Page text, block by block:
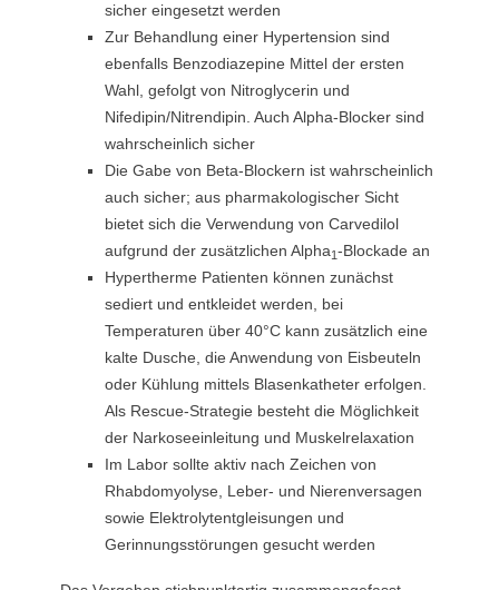
sicher eingesetzt werden
Zur Behandlung einer Hypertension sind
ebenfalls Benzodiazepine Mittel der ersten
Wahl, gefolgt von Nitroglycerin und
Nifedipin/Nitrendipin. Auch Alpha-Blocker sind
wahrscheinlich sicher
Die Gabe von Beta-Blockern ist wahrscheinlich
auch sicher; aus pharmakologischer Sicht
bietet sich die Verwendung von Carvedilol
aufgrund der zusätzlichen Alpha1-Blockade an
Hypertherme Patienten können zunächst
sediert und entkleidet werden, bei
Temperaturen über 40°C kann zusätzlich eine
kalte Dusche, die Anwendung von Eisbeuteln
oder Kühlung mittels Blasenkatheter erfolgen.
Als Rescue-Strategie besteht die Möglichkeit
der Narkoseeinleitung und Muskelrelaxation
Im Labor sollte aktiv nach Zeichen von
Rhabdomyolyse, Leber- und Nierenversagen
sowie Elektrolytentgleisungen und
Gerinnungsstörungen gesucht werden